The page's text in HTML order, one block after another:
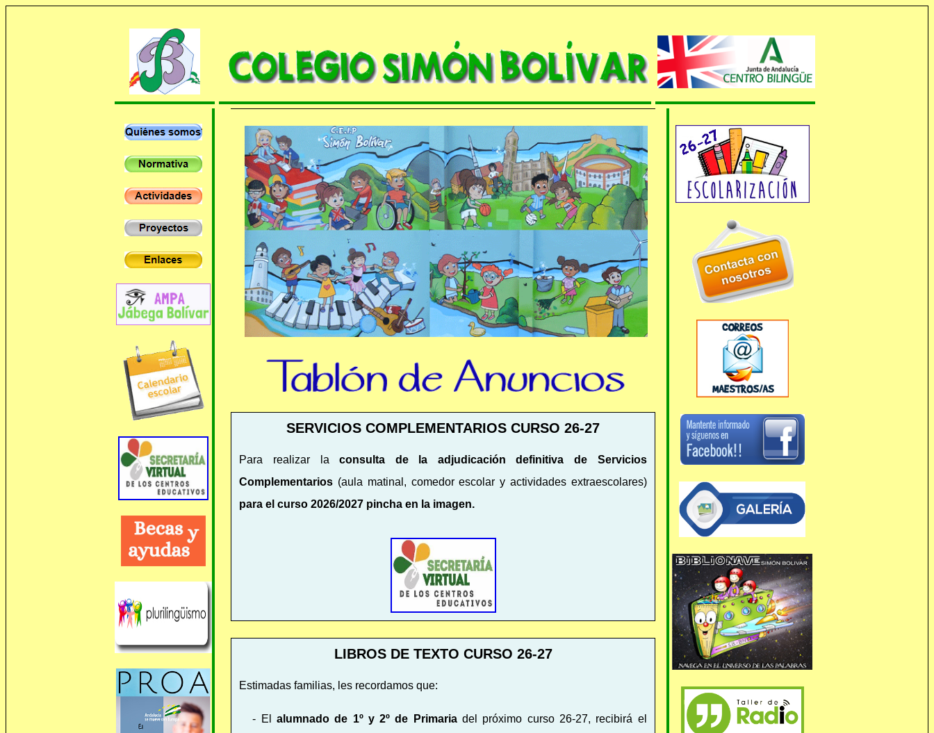
SERVICIOS COMPLEMENTARIOS CURSO 26-27
Para realizar laconsulta de la adjudicación definitiva de Servicios
Complementarios (aula matinal, comedor escolar y actividades extraescolares)
para el curso 2026/2027 pincha en la imagen.
LIBROS DE TEXTO CURSO 26-27
Estimadas familias, les recordamos que:
- El alumnado de 1º y 2º de Primariadel próximo curso 26-27, recibirá el